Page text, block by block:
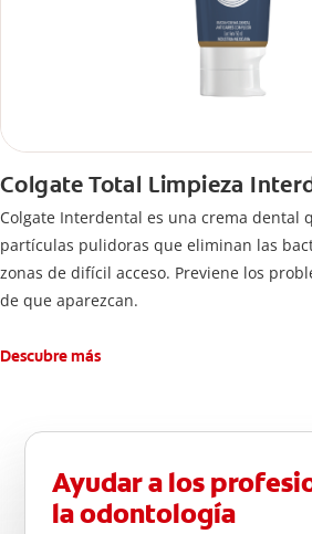
Colgate Total Limpieza
Colgate Interdental es una crema dental
partículas pulidoras que eliminan las
zonas de difícil acceso. Previene los
de que aparezcan.
Descubre más
Ayudar a los
la odontología